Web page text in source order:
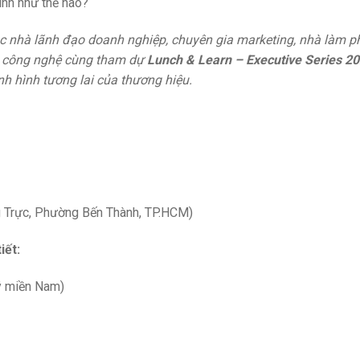
nhà lãnh đạo doanh nghiệp, chuyên gia marketing, nhà làm
nghệ cùng tham dựLunch & Learn – Executive Series
hình tương lai của thương hiệu.
Phường Bến Thành, TP.HCM)
Nam)